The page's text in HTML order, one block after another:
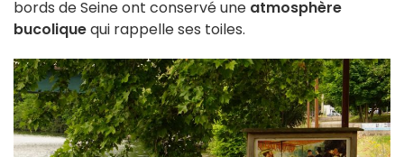
bords de Seine ont conservé une atmosphère
bucoliquequi rappelle ses toiles.